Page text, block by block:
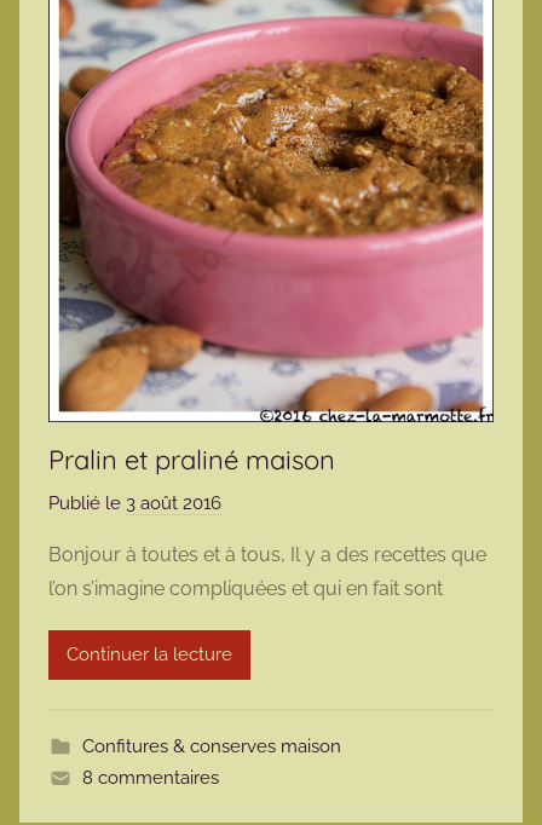
Pralin et praliné maison
Publié le 3 août 2016
r
m
a
r
t
e
Bonjour à toutes et à tous, Il y a des recettes que
l’on s’imagine compliquées et qui en fait sont
Continuer la lecture
Confitures & conserves maison
8 commentaires